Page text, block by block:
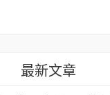
最新文章